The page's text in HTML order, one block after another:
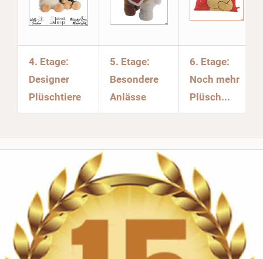
4. Etage:
Designer
Plüschtiere
5. Etage:
Besondere
Anlässe
6. Etage:
Noch mehr
Plüsch...